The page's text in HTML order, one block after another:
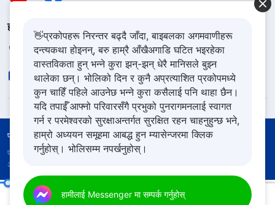
हामीलाई सम्पर्क गर्नुहोस
+977-981-140-9021
contact.ne@godfootsteps.org
प्रयोगका शर्तहरू गोपनीयता नीति आभार
कुकिज नीति
प्रतिलिपि अधिकार © २०२६सर्वशक्तिमान्‌ परमेश्‍वरको मण्डली
अधिकार सुरक्षित।
👋प्रकोपहरू निरन्तर बढ्दै जाँदा, बाइबलका अगमवाणीहरू
दन्त्यकथा होइनन्, बरु हाम्रै आँखैअगाडि घटित भइरहेका
वास्तविकता हुन् भन्ने कुरा झन्-झन् धेरै मानिसले बुझ्न
थालेका छन्। भोलिको दिन र कुनै अप्रत्याशित प्रकोपमध्ये
कुन चाहिँ पहिले आउनेछ भन्ने कुरा कसैलाई पनि थाहा छैन।
यदि तपाईँ आफ्नो परिवारसँगै प्रभुको पुनरागमनलाई स्वागत
गर्न र परमेश्‍वरको सुरक्षाअन्तर्गत सुरक्षित रहन चाहनुहुन्छ भने,
हाम्रो अध्ययन समूहमा आबद्ध हुन म्यासेन्जरमा क्लिक
गर्नुहोस्। भोलिसम्म नपर्खनुहोस्।
हामीलाई Messenger मा सम्पर्क गर्नुहोस्
बाइबल सम्बन्धमा (४)